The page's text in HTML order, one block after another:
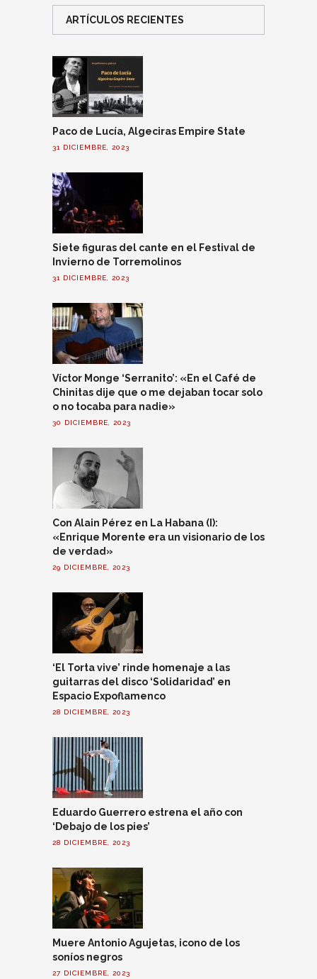
ARTÍCULOS RECIENTES
Paco de Lucía, Algeciras Empire State
31 DICIEMBRE, 2023
Siete figuras del cante en el Festival de
Invierno de Torremolinos
31 DICIEMBRE, 2023
Víctor Monge ‘Serranito’: «En el Café de
Chinitas dije que o me dejaban tocar solo
o no tocaba para nadie»
30 DICIEMBRE, 2023
Con Alain Pérez en La Habana (I):
«Enrique Morente era un visionario de los
de verdad»
29 DICIEMBRE, 2023
‘El Torta vive’ rinde homenaje a las
guitarras del disco ‘Solidaridad’ en
Espacio Expoflamenco
28 DICIEMBRE, 2023
Eduardo Guerrero estrena el año con
‘Debajo de los pies’
28 DICIEMBRE, 2023
Muere Antonio Agujetas, icono de los
soníos negros
27 DICIEMBRE, 2023